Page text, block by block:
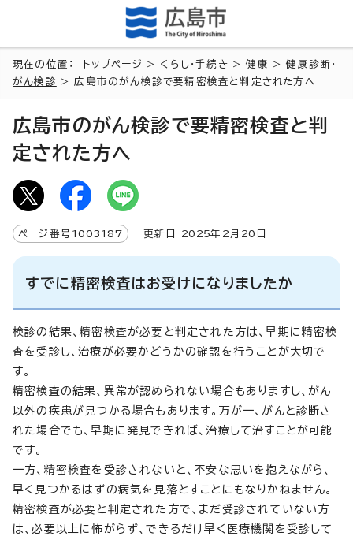
現在の位置： トップページ > くらし・手続き >健康 >健康診断・
がん検診 > 広島市のがん検診で要精密検査と判定された方へ
広島市のがん検診で要精密検査と判
定された方へ
ページ番号 1003187 更新日 2025年2月 20 日
すでに精密検査はお受けになりましたか
検診の結果、精密検査が必要と判定された方は、早期に精密検
査を受診し、治療が必要かどうかの確認を行うことが大切で
す。
精密検査の結果、異常が認められない場合もありますし、がん
以外の疾患が見つかる場合もあります。万が一、がんと診断さ
れた場合でも、早期に発見できれば、治療して治すことが可能
です。
一方、精密検査を受診されないと、不安な思いを抱えながら、
早く見つかるはずの病気を見落とすことにもなりかねません。
精密検査が必要と判定された方で、まだ受診されていない方
は、必要以上に怖がらず、できるだけ早く医療機関を受診して